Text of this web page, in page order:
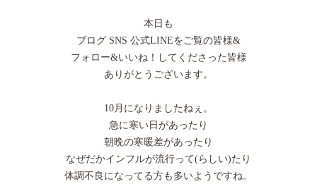
本日も
ブログ SNS 公式LINEをご覧の皆様&
フォロー&いいね！してくださった皆様
ありがとうございます。
10月になりましたねぇ。
急に寒い日があったり
朝晩の寒暖差があったり
なぜだかインフルが流行って(らしい)たり
体調不良になってる方も多いようですね。